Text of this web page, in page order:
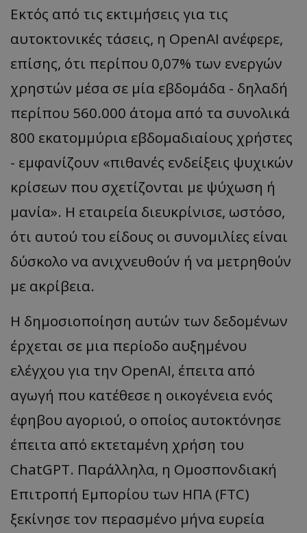
Εκτός από τις εκτιμήσεις για τις
αυτοκτονικές τάσεις, η OpenAI ανέφερε,
επίσης, ότι περίπου 0,07% των ενεργών
χρηστών μέσα σε μία εβδομάδα - δηλαδή
περίπου 560.000 άτομα από τα συνολικά
800 εκατομμύρια εβδομαδιαίους χρήστες
- εμφανίζουν «πιθανές ενδείξεις ψυχικών
κρίσεων που σχετίζονται με ψύχωση ή
μανία». Η εταιρεία διευκρίνισε, ωστόσο,
ότι αυτού του είδους οι συνομιλίες είναι
δύσκολο να ανιχνευθούν ή να μετρηθούν
με ακρίβεια.
Η δημοσιοποίηση αυτών των δεδομένων
έρχεται σε μια περίοδο αυξημένου
ελέγχου για την OpenAI, έπειτα από
αγωγή που κατέθεσε η οικογένεια ενός
έφηβου αγοριού, ο οποίος αυτοκτόνησε
έπειτα από εκτεταμένη χρήση του
ChatGPT. Παράλληλα, η Ομοσπονδιακή
Επιτροπή Εμπορίου των ΗΠΑ (FTC)
ξεκίνησε τον περασμένο μήνα ευρεία